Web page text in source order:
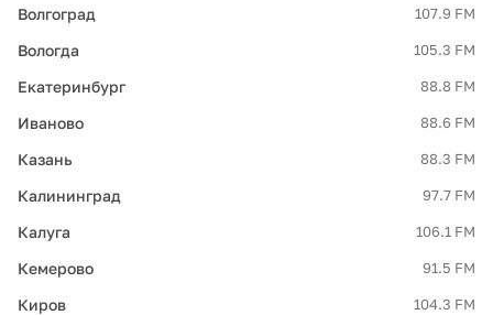
Волгоград 107.9 FM
Вологда 105.3 FM
Екатеринбург 88.8 FM
Иваново 88.6 FM
Казань 88.3 FM
Калининград 97.7 FM
Калуга 106.1 FM
Кемерово 91.5 FM
Киров 104.3 FM